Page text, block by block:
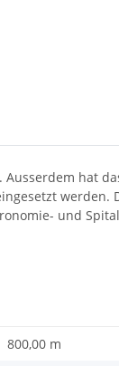
hat
und
800,00 m